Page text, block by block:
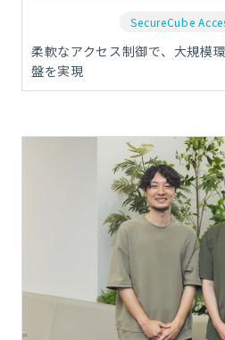
SecureCube
柔軟なアクセス制御で、大規模
盤を実現